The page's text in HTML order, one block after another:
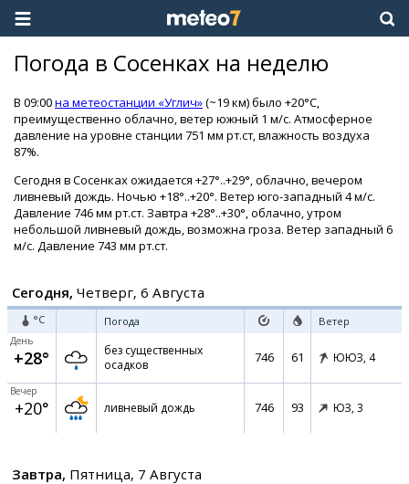
Погода в Сосенках на неделю
В 09:00на метеостанции «Углич»(~19 км) было +20°C,
преимущественно облачно, ветер южный 1 м/с. Атмосферное
давление на уровне станции 751 мм рт.ст, влажность воздуха
87%.
Сегодня в Сосенках ожидается +27°..+29°, облачно, вечером
ливневый дождь. Ночью +18°..+20°. Ветер юго-западный 4 м/с.
Давление 746 мм рт.ст. Завтра +28°..+30°, облачно, утром
небольшой ливневый дождь, возможна гроза. Ветер западный 6
м/с. Давление 743 мм рт.ст.
Сегодня, Четверг, 6 Августа
°C Погода Ветер
День
+28°
без существенных
осадков
746 61 ЮЮЗ, 4
Вечер
+20° ливневый дождь 746 93 ЮЗ, 3
Завтра, Пятница, 7 Августа